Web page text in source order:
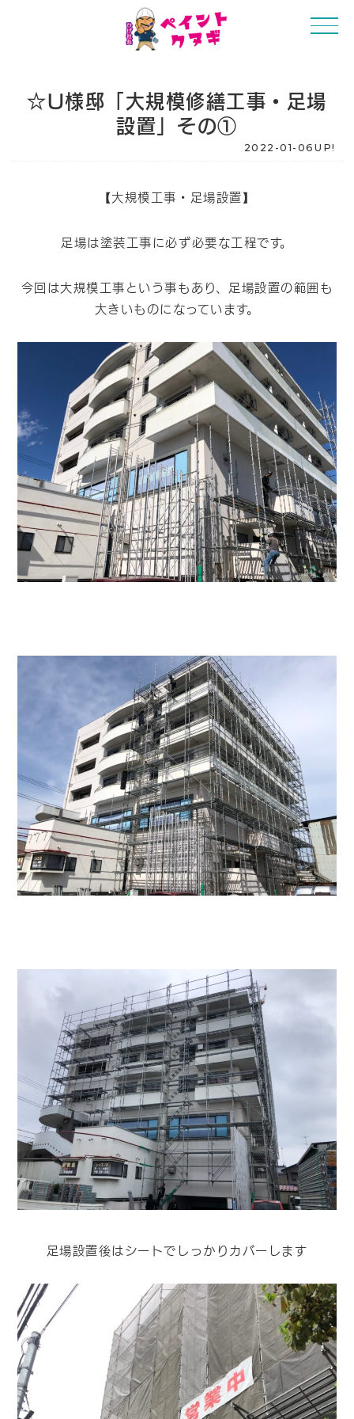
☆U様邸「大規模修繕工事・足場
設置」その①
2022-01-06UP!
【大規模工事・足場設置】
足場は塗装工事に必ず必要な工程です。
今回は大規模工事という事もあり、足場設置の範囲も
大きいものになっています。
足場設置後はシートでしっかりカバーします